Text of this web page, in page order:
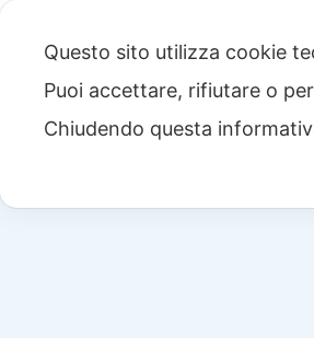
Questo sito utilizza cookie
Puoi accettare, rifiutare o
Chiudendo questa